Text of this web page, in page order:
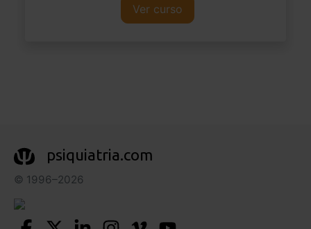
Ver curso
psiquiatria.com
© 1996–2026